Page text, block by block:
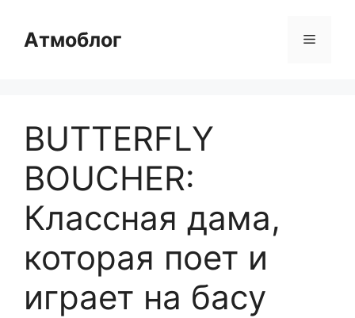
содержимому
Атмоблог Меню
BUTTERFLY
BOUCHER:
Классная дама,
которая поет и
играет на басу